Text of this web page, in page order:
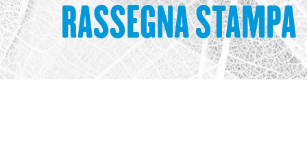
RASSEGNA STAMPA